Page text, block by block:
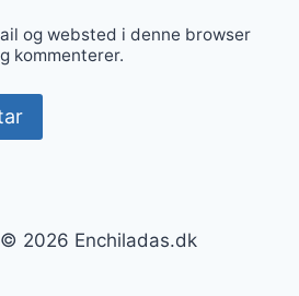
og websted i denne browser
kommenterer.
2026 Enchiladas.dk